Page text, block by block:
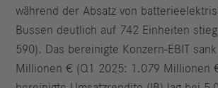
während der Absatz von
Bussen deutlich auf 742 Einheiten
590). Das bereinigte Konzern-EBIT
Millionen € (Q1 2025: 1.079 Millionen